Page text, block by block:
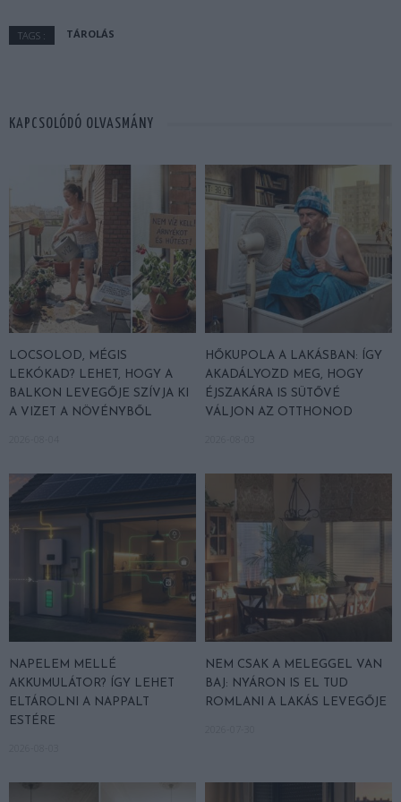
TAGS : TÁROLÁS
KAPCSOLÓDÓ OLVASMÁNY
LOCSOLOD, MÉGIS
LEKÓKAD? LEHET, HOGY A
BALKON LEVEGŐJE SZÍVJA KI
A VIZET A NÖVÉNYBŐL
HŐKUPOLA A LAKÁSBAN: ÍGY
AKADÁLYOZD MEG, HOGY
ÉJSZAKÁRA IS SÜTŐVÉ
VÁLJON AZ OTTHONOD
NAPELEM MELLÉ
AKKUMULÁTOR? ÍGY LEHET
ELTÁROLNI A NAPPALT
ESTÉRE
NEM CSAK A MELEGGEL VAN
BAJ: NYÁRON IS EL TUD
ROMLANI A LAKÁS LEVEGŐJE